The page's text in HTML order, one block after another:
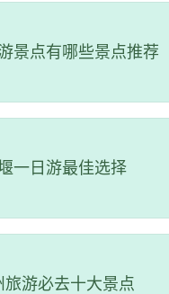
& 国家级森林公园
景点有哪些景点推荐
一日游最佳选择
旅游必去十大景点